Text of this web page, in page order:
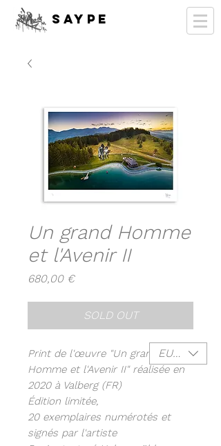
SAYPE
Un grand Homme
et l'Avenir II
680,00 €Prix
SOLD OUT
Print de l'œuvre "Un grand
Homme et l'Avenir II" réalisée en
2020 à Valberg (FR)
Édition limitée,
20 exemplaires numérotés et
signés par l'artiste
EUR (€)